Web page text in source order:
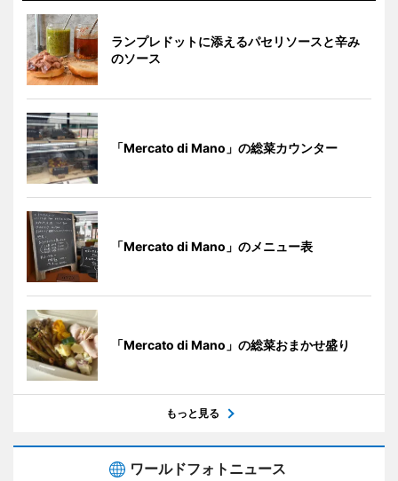
ランプレドットに添えるパセリソースと辛み
のソース
「Mercato di Mano」の総菜カウンター
「Mercato di Mano」のメニュー表
「Mercato di Mano」の総菜おまかせ盛り
もっと見る
ワールドフォトニュース